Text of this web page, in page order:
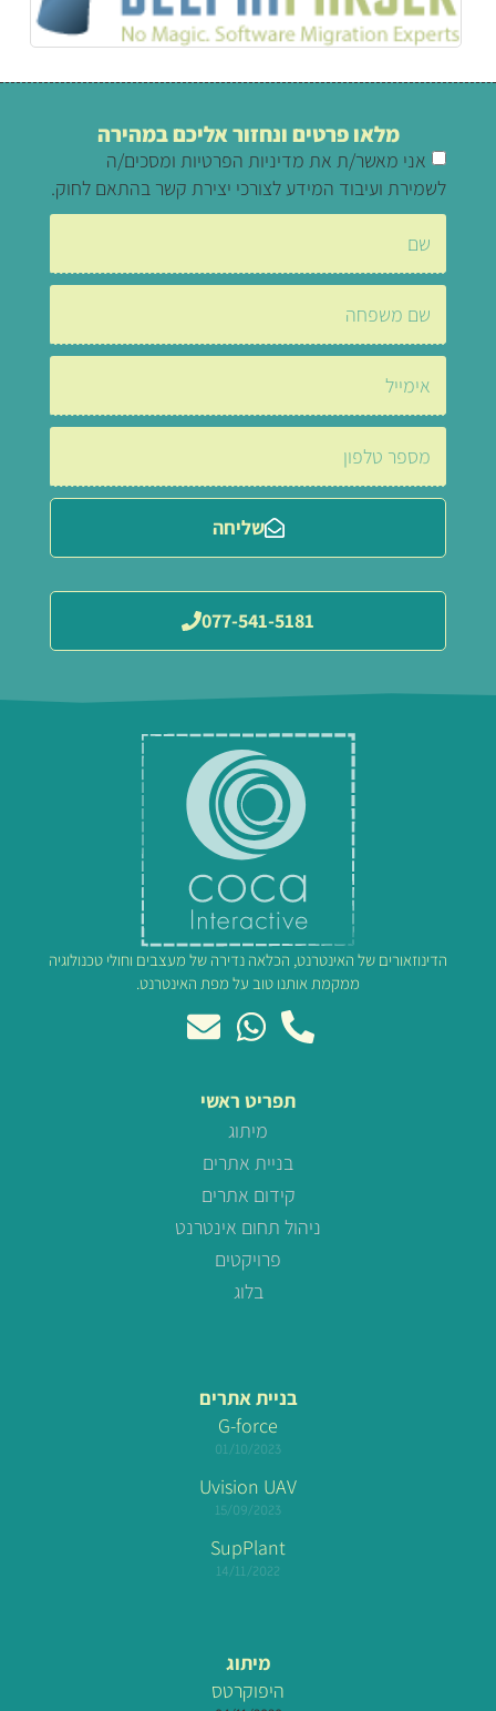
מלאו פרטים ונחזור אליכם במהירה
אני מאשר/ת את מדיניות הפרטיות ומסכים/ה
לשמירת ועיבוד המידע לצורכי יצירת קשר בהתאם לחוק.
שליחה
077-541-5181
הדינוזאורים של האינטרנט, הכלאה נדירה של מעצבים וחולי טכנולוגיה
ממקמת אותנו טוב על מפת האינטרנט.
תפריט ראשי
מיתוג
בניית אתרים
קידום אתרים
ניהול תחום אינטרנט
פרויקטים
בלוג
בניית אתרים
G-force
01/10/2023
Uvision UAV
15/09/2023
SupPlant
14/11/2022
מיתוג
היפוקרטס